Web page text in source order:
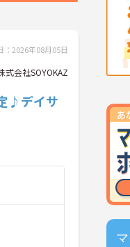
：2026年08月05日
式会社SOYOKAZ
♪デイサ